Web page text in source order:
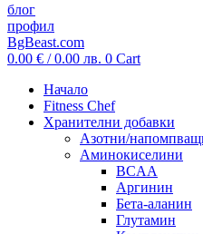
блог
профил
BgBeast.com
0.00 € / 0.00 лв. 0 Cart
Начало
Fitness Chef
Хранителни добавки
Азотни/
Аминокиселини
BCAA
Аргинин
Бета-аланин
Глутамин